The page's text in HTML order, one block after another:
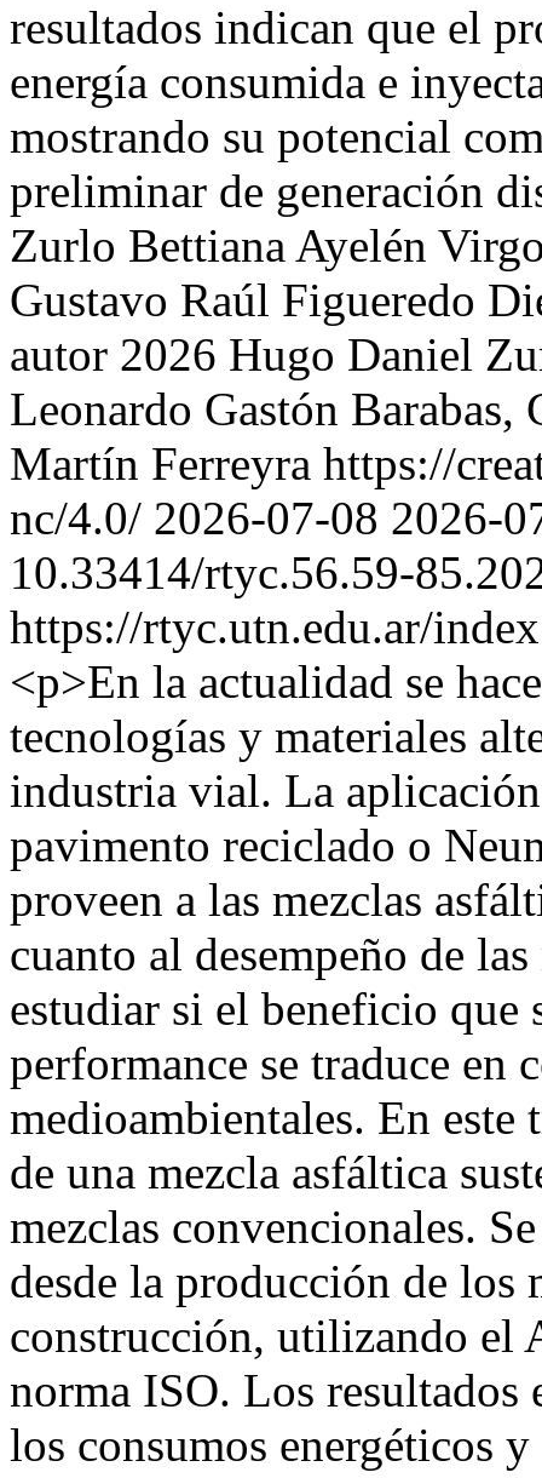
resultados indican que el
energía consumida e
mostrando su potencial
preliminar de generación
Zurlo Bettiana Ayelén
Gustavo Raúl Figueredo
autor 2026 Hugo Daniel
Leonardo Gastón
Martín Ferreyra https://
nc/4.0/ 2026-07-08 2026-
10.33414/rtyc.56.59-
https://rtyc.utn.edu.ar/
<p>En la actualidad se
tecnologías y materiales
industria vial. La
pavimento reciclado o
proveen a las mezclas
cuanto al desempeño de
estudiar si el beneficio que
performance se traduce en
medioambientales. En
de una mezcla asfáltica
mezclas convencionales.
desde la producción de los
construcción, utilizando el
norma ISO. Los
los consumos energéticos